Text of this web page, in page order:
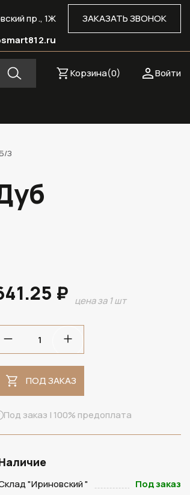
ЗАКАЗАТЬ ЗВОНОК
пр., 1Ж
Войти
Корзина(0)
З
₽ цена за 1 шт
ПОД ЗАКАЗ
Под заказ | 100% предоплата
"Ириновский "
Под заказ